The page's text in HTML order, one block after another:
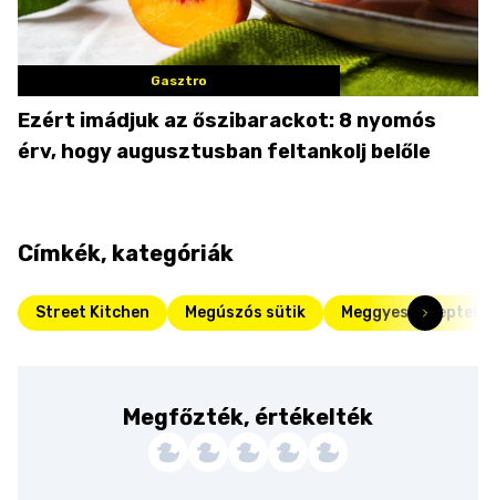
Gasztro
Ezért imádjuk az őszibarackot: 8 nyomós
érv, hogy augusztusban feltankolj belőle
Címkék, kategóriák
Street Kitchen Megúszós sütik Meggyes receptek
Megfőzték, értékelték